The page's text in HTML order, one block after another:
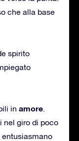
che alla base
spirito
in amore.
nel giro di poco